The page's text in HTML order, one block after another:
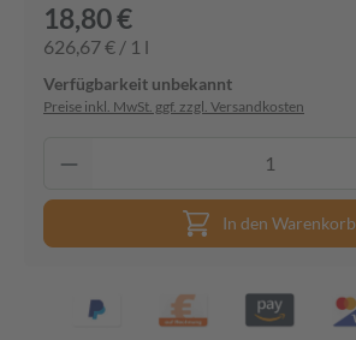
18,80 €
626,67 € / 1 l
Verfügbarkeit unbekannt
Preise inkl. MwSt. ggf. zzgl. Versandkosten
In den Warenkorb